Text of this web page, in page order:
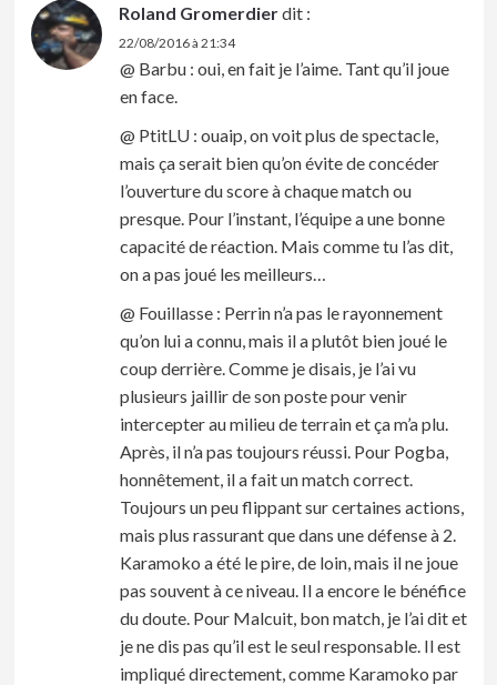
Roland Gromerdierdit :
22/08/2016 à 21:34
@ Barbu : oui, en fait je l’aime. Tant qu’il joue
en face.
@ PtitLU : ouaip, on voit plus de spectacle,
mais ça serait bien qu’on évite de concéder
l’ouverture du score à chaque match ou
presque. Pour l’instant, l’équipe a une bonne
capacité de réaction. Mais comme tu l’as dit,
on a pas joué les meilleurs…
@ Fouillasse : Perrin n’a pas le rayonnement
qu’on lui a connu, mais il a plutôt bien joué le
coup derrière. Comme je disais, je l’ai vu
plusieurs jaillir de son poste pour venir
intercepter au milieu de terrain et ça m’a plu.
Après, il n’a pas toujours réussi. Pour Pogba,
honnêtement, il a fait un match correct.
Toujours un peu flippant sur certaines actions,
mais plus rassurant que dans une défense à 2.
Karamoko a été le pire, de loin, mais il ne joue
pas souvent à ce niveau. Il a encore le bénéfice
du doute. Pour Malcuit, bon match, je l’ai dit et
je ne dis pas qu’il est le seul responsable. Il est
impliqué directement, comme Karamoko par